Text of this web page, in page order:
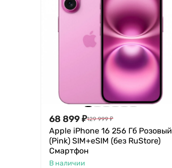
68 899₽129 999 ₽
Apple iPhone 16 256 Гб Розовый
(Pink) SIM+eSIM (без RuStore)
Смартфон
В наличии